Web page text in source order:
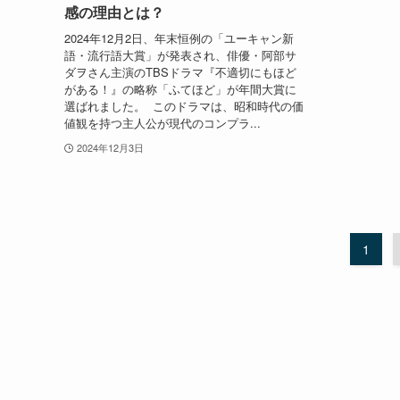
感の理由とは？
2024年12月2日、年末恒例の「ユーキャン新
語・流行語大賞」が発表され、俳優・阿部サ
ダヲさん主演のTBSドラマ『不適切にもほど
がある！』の略称「ふてほど」が年間大賞に
選ばれました。 このドラマは、昭和時代の価
値観を持つ主人公が現代のコンプラ...
2024年12月3日
1